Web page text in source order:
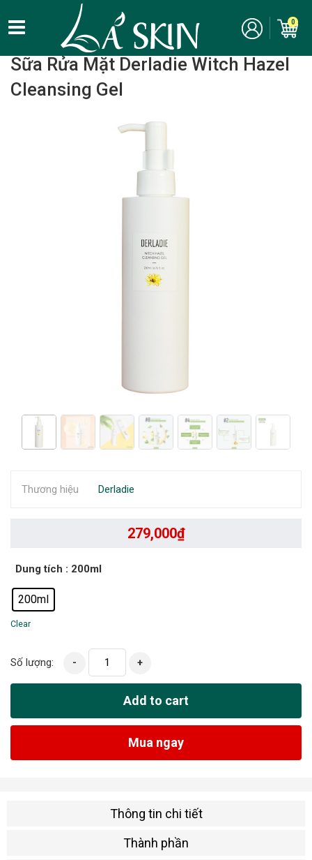
0
Home Chăm Sóc Da Mặt - Skincare/ Sữa rửa mặt
Sữa Rửa Mặt Derladie Witch Hazel
Cleansing Gel
279,000₫
Dung tích : 200ml
200ml
Clear
Số lượng: - +
Add to cart
Mua ngay
Thương hiệu Derladie
Thông tin chi tiết
Thành phần